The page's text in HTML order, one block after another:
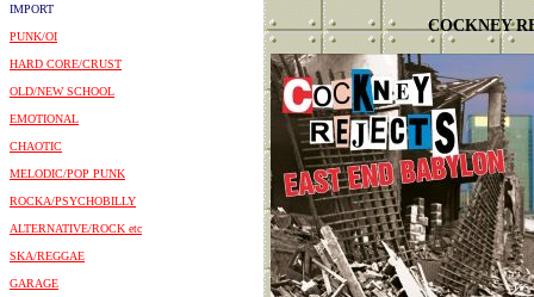
IMPORT
PUNK/OI
HARD CORE/CRUST
OLD/NEW SCHOOL
EMOTIONAL
CHAOTIC
MELODIC/POP PUNK
ROCKA/PSYCHOBILLY
ALTERNATIVE/ROCK etc
SKA/REGGAE
GARAGE
COCKNEY